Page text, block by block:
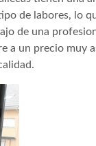
de labores, lo
de una
a un precio muy